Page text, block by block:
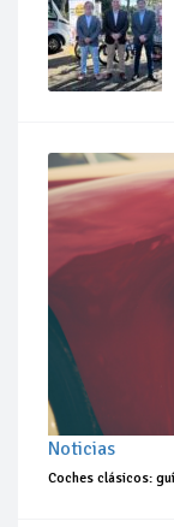
Noticias
Coches clásicos: